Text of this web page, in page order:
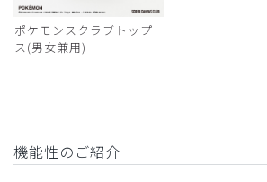
ポケモンスクラブトップ
ス(男女兼用)
機能性のご紹介